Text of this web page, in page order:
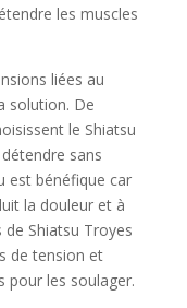
les muscles
liées au
solution. De
le Shiatsu
sans
est bénéfique car
la douleur et à
Shiatsu Troyes
de tension et
pour les soulager.